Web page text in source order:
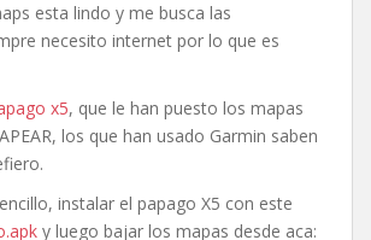
esta lindo y me busca las
necesito internet por lo que es
x5, que le han puesto los mapas
los que han usado Garmin saben
instalar el papago X5 con este
y luego bajar los mapas desde aca: